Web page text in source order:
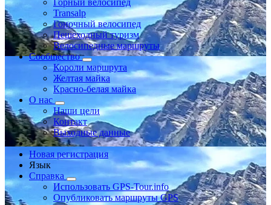
Горный велосипед
Transalp
Гоночный велосипед
Пешеходный туризм
Велосипедные маршруты
Сообщество
Короли маршрута
Желтая майка
Красно-белая майка
О нас
Наши цели
Контакт
Выходные данные
Новая регистрация
Язык
Справка
Использовать GPS-Tour.info
Опубликовать маршруты GPS